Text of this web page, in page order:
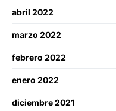
abril 2022
marzo 2022
febrero 2022
enero 2022
diciembre 2021